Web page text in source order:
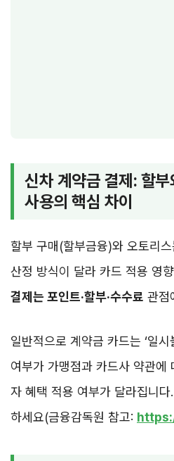
신차 계약금 결제: 할
사용의 핵심 차이
할부 구매(할부금융)와 오토리
산정 방식이 달라 카드 적용 영
결제는 포인트·할부·수수료 관점
일반적으로 계약금 카드는 ‘일시
여부가 가맹점과 카드사 약관에
자 혜택 적용 여부가 달라집니
하세요(금융감독원 참고: